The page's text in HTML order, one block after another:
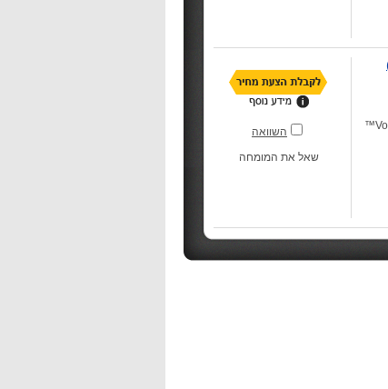
לשימוש, קומפקטיים ובעלי טכנולוגיה חדשנית - Voltbeat™
השוואה
שאל את המומחה